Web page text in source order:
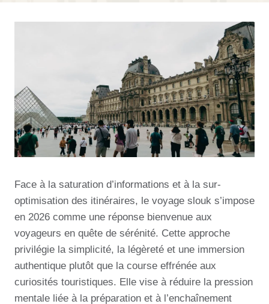
Face à la saturation d’informations et à la sur-
optimisation des itinéraires, le voyage slouk s’impose
en 2026 comme une réponse bienvenue aux
voyageurs en quête de sérénité. Cette approche
privilégie la simplicité, la légèreté et une immersion
authentique plutôt que la course effrénée aux
curiosités touristiques. Elle vise à réduire la pression
mentale liée à la préparation et à l’enchaînement